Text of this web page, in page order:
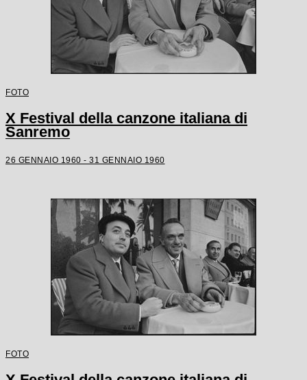
FOTO
X Festival della canzone italiana di
Sanremo
26 GENNAIO 1960 - 31 GENNAIO 1960
FOTO